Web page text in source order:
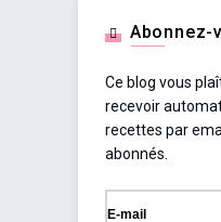
Abonnez-
Ce blog vous
recevoir
recettes par
abonnés.